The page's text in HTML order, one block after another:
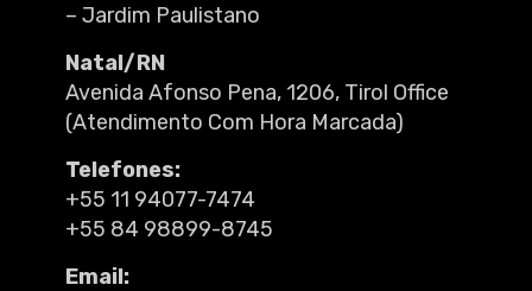
– Jardim Paulistano
Natal/RN
Avenida Afonso Pena, 1206, Tirol Office
(Atendimento Com Hora Marcada)
Telefones:
+55 11 94077-7474
+55 84 98899-8745
Email: